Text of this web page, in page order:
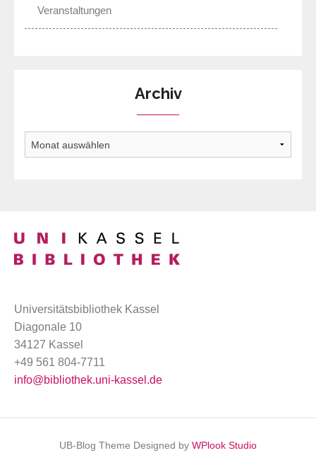
Veranstaltungen
Archiv
Universitätsbibliothek Kassel
Diagonale 10
34127 Kassel
+49 561 804-7711
info@bibliothek.uni-kassel.de
UB-Blog Theme Designed by WPlook Studio